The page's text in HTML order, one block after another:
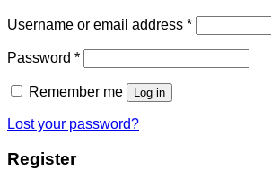
Username or email address *
Password *
Remember me Log in
Lost your password?
Register